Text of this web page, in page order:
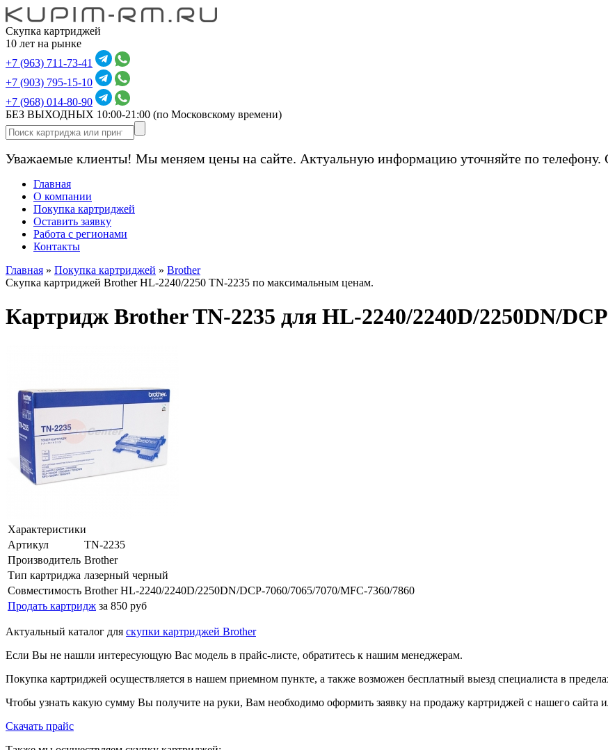
Скупка картриджей
10 лет на рынке
+7 (963) 711-73-41
+7 (903) 795-15-10
+7 (968) 014-80-90
БЕЗ ВЫХОДНЫХ 10:00-21:00 (по Московскому времени)
Уважаемые клиенты! Мы меняем цены на сайте. Актуальную информацию уточняйте по телефону.
Главная
О компании
Покупка картриджей
Оставить заявку
Работа с регионами
Контакты
Главная » Покупка картриджей » Brother
Скупка картриджей Brother HL-2240/2250 TN-2235 по максимальным ценам.
Картридж Brother TN-2235 для HL-2240/2240D/2250DN/
Характеристики
Артикул
TN-2235
Производитель Brother
Тип картриджа лазерный черный
Совместимость Brother HL-2240/2240D/2250DN/DCP-7060/7065/7070/MFC-7360/7860
Продать картридж за 850 руб
Актуальный каталог для скупки картриджей Brother
Если Вы не нашли интересующую Вас модель в прайс-листе, обратитесь к нашим менеджерам.
Покупка картриджей осуществляется в нашем приемном пункте, а также возможен бесплатный выезд специалиста в
Чтобы узнать какую сумму Вы получите на руки, Вам необходимо оформить заявку на продажу картриджей с нашего сайта
Скачать прайс